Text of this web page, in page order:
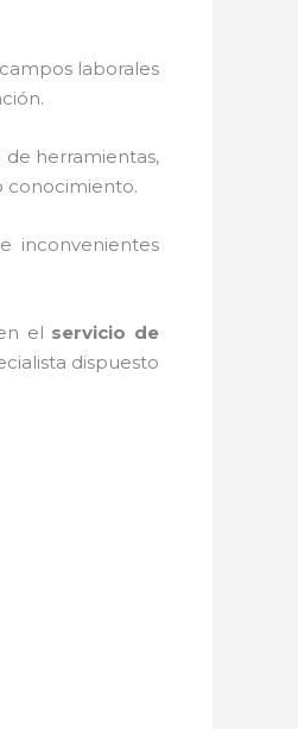
laborales
herramientas,
conocimiento.
inconvenientes
el servicio de
dispuesto